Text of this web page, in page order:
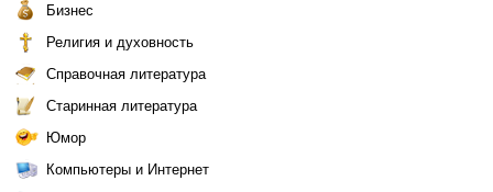
Бизнес
Религия и духовность
Справочная литература
Старинная литература
Юмор
Компьютеры и Интернет